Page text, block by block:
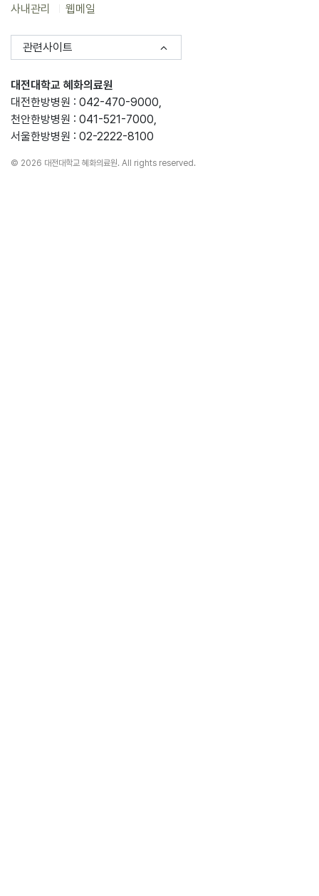
사내관리 웹메일
관련사이트
대전대학교 혜화의료원
대전한방병원 : 042-470-9000,
천안한방병원 : 041-521-7000,
서울한방병원 : 02-2222-8100
© 2026 대전대학교 혜화의료원. All rights reserved.